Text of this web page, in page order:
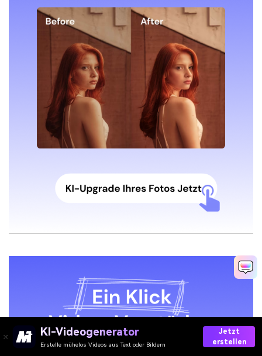
KI-Videogenerator
Erstelle mühelos Videos aus Text oder Bildern
Jetzt
erstellen